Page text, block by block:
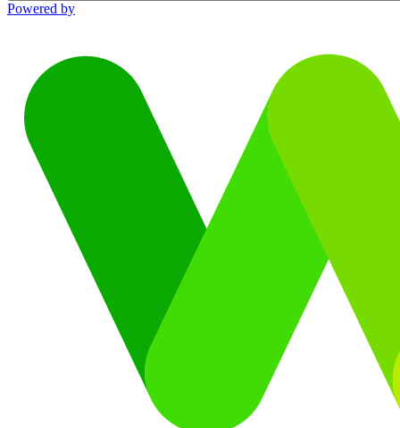
Powered by